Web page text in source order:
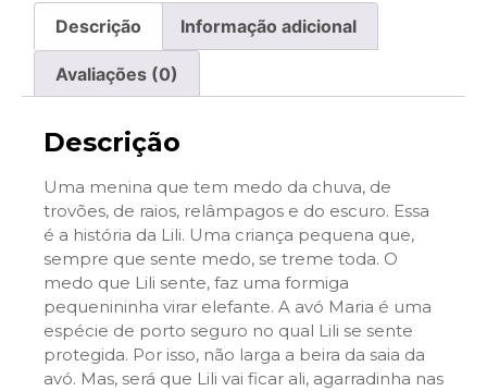
Descrição Informação adicional
Avaliações (0)
Descrição
Uma menina que tem medo da chuva, de
trovões, de raios, relâmpagos e do escuro. Essa
é a história da Lili. Uma criança pequena que,
sempre que sente medo, se treme toda. O
medo que Lili sente, faz uma formiga
pequenininha virar elefante. A avó Maria é uma
espécie de porto seguro no qual Lili se sente
protegida. Por isso, não larga a beira da saia da
avó. Mas, será que Lili vai ficar ali, agarradinha nas